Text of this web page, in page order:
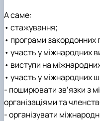
А саме:
• стажування;
• програми закордонних
• участь у міжнародних
• виступи на
• участь у міжнародних
- поширювати зв’язки з
організаціями та
- організувати